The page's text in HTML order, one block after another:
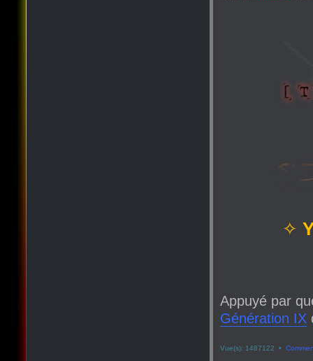
✧
Appuyé par
Génération IX
Vue(s): 1487122 •